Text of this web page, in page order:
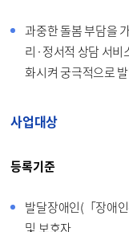
과중한 돌봄 부담을
리·정서적 상담 서비
화시켜 궁극적으로
사업대상
등록기준
발달장애인(「장애
및 보호자